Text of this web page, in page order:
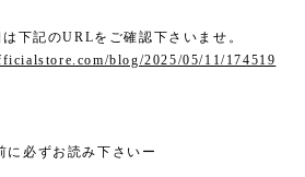
下記のURLをご確認下さいませ。
blog/2025/05/11/174519
必ずお読み下さいー